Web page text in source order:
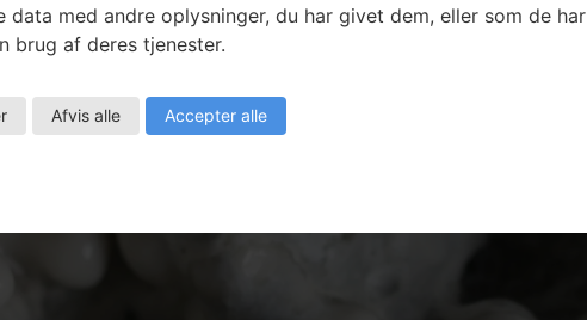
data med andre oplysninger, du har givet dem, eller som de har
brug af deres tjenester.
Afvis alle Accepter alle